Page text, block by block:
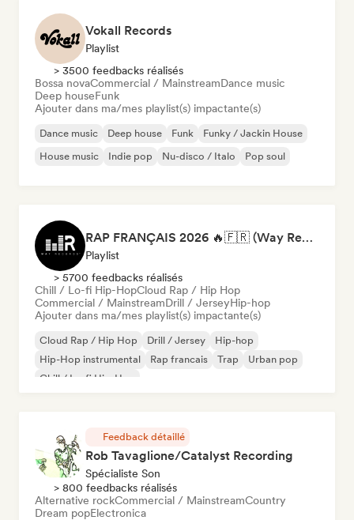
Vokall Records
Playlist
> 3500 feedbacks réalisés
Bossa novaCommercial / MainstreamDance music
Deep houseFunk
Ajouter dans ma/mes playlist(s) impactante(s)
Dance music Deep house Funk
Funky / Jackin House
House music
Indie pop Nu-disco / Italo Pop soul
RAP FRANÇAIS 2026 🔥🇫🇷 (Way Records)
Playlist
> 5700 feedbacks réalisés
Chill / Lo-fi Hip-HopCloud Rap / Hip Hop
Commercial / MainstreamDrill / JerseyHip-hop
Ajouter dans ma/mes playlist(s) impactante(s)
Cloud Rap / Hip Hop Drill / Jersey
Hip-hop
Hip-Hop instrumental
Rap francais Trap
Urban pop
Chill / Lo-fi Hip-Hop
Feedback détaillé
Rob Tavaglione/Catalyst Recording
Spécialiste Son
> 800 feedbacks réalisés
Alternative rockCommercial / MainstreamCountry
Dream popElectronica